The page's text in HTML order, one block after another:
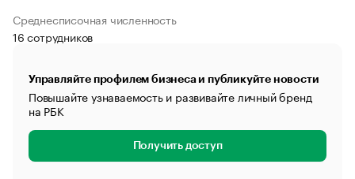
Среднесписочная численность
16 сотрудников
Управляйте профилем бизнеса и публикуйте новости
Повышайте узнаваемость и развивайте личный бренд
на РБК
Получить доступ